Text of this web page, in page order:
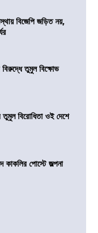
বিজেপি জড়িত নয়,
বিরুদ্ধে তুমুল বিক্ষোভ
বিরোধিতা ওই দেশে
পোস্টে জল্পনা